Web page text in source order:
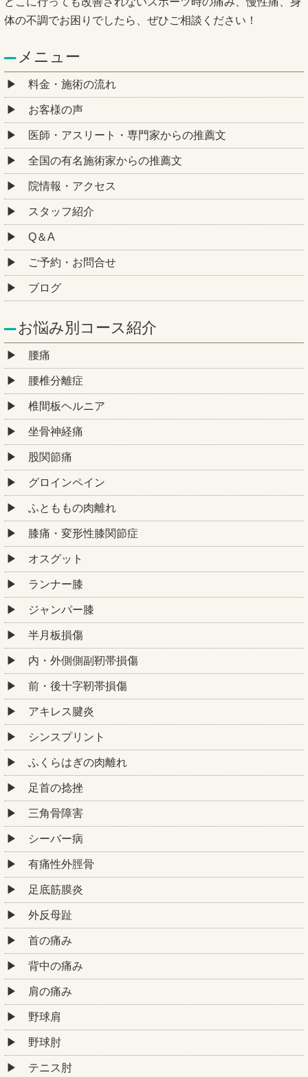
体の不調でお困りでしたら、ぜひご相談ください！
メニュー
料金・施術の流れ
お客様の声
医師・アスリート・専門家からの推薦文
全国の有名施術家からの推薦文
院情報・アクセス
スタッフ紹介
Q＆A
ご予約・お問合せ
ブログ
お悩み別コース紹介
腰痛
腰椎分離症
椎間板ヘルニア
坐骨神経痛
股関節痛
グロインペイン
ふとももの肉離れ
膝痛・変形性膝関節症
オスグット
ランナー膝
ジャンパー膝
半月板損傷
内・外側側副靭帯損傷
前・後十字靭帯損傷
アキレス腱炎
シンスプリント
ふくらはぎの肉離れ
足首の捻挫
三角骨障害
シーバー病
有痛性外脛骨
足底筋膜炎
外反母趾
首の痛み
背中の痛み
肩の痛み
野球肩
野球肘
テニス肘